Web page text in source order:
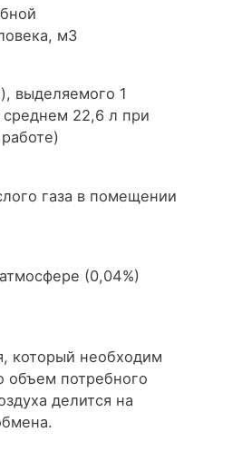
м3
выделяемого 1
среднем 22,6 л при
газа в помещении
(0,04%)
который необходим
объем потребного
делится на